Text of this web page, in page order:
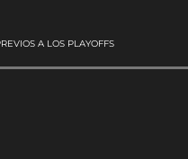
A LOS PLAYOFFS